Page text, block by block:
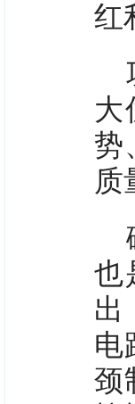
红
大
势
质
也
出
电
颈